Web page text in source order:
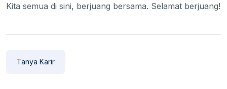
Kita semua di sini, berjuang bersama. Selamat berjuang!
Tanya Karir